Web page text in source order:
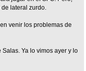
lateral zurdo.
venir los problemas de
Ya lo vimos ayer y lo